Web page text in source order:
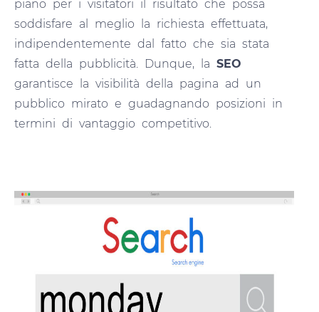
piano per i visitatori il risultato che possa
soddisfare al meglio la richiesta effettuata,
indipendentemente dal fatto che sia stata
fatta della pubblicità. Dunque, la SEO
garantisce la visibilità della pagina ad un
pubblico mirato e guadagnando posizioni in
termini di vantaggio competitivo.